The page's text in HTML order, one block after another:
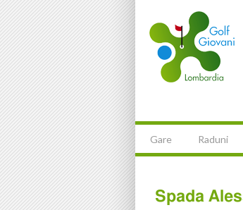
Gare Raduni